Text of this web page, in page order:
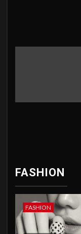
FASHION
FASHION